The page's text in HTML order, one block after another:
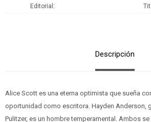
Editorial
Descripción
Alice Scott es una eterna optimista que sueña
oportunidad como escritora. Hayden Anderson,
Pulitzer, es un hombre temperamental. Ambos se